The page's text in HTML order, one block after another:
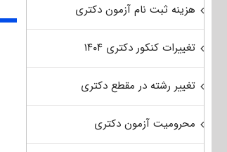
هزینه ثبت نام آزمون دکتری
تغییرات کنکور دکتری ۱۴۰۴
تغییر رشته در مقطع دکتری
محرومیت آزمون دکتری